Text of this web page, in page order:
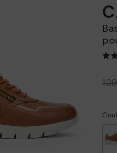
Baskets à lacets et à fermeture éclair